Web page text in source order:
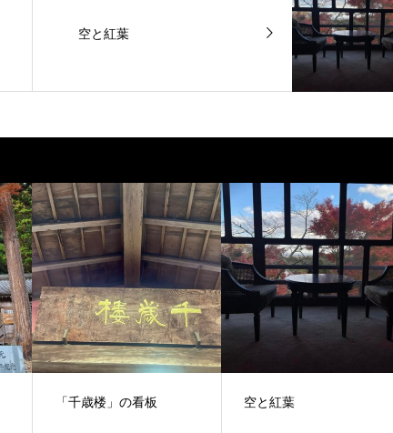
空と紅葉
「千歳楼」の看板 空と紅葉